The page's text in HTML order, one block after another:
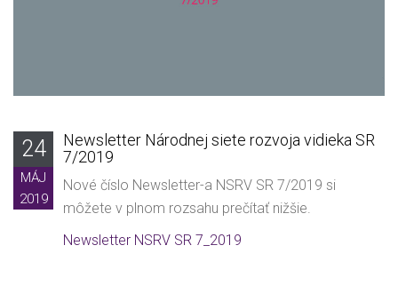
24
MÁJ
2019
Newsletter Národnej siete rozvoja vidieka SR
7/2019
Nové číslo Newsletter-a NSRV SR 7/2019 si
môžete v plnom rozsahu prečítať nižšie.
Newsletter NSRV SR 7_2019